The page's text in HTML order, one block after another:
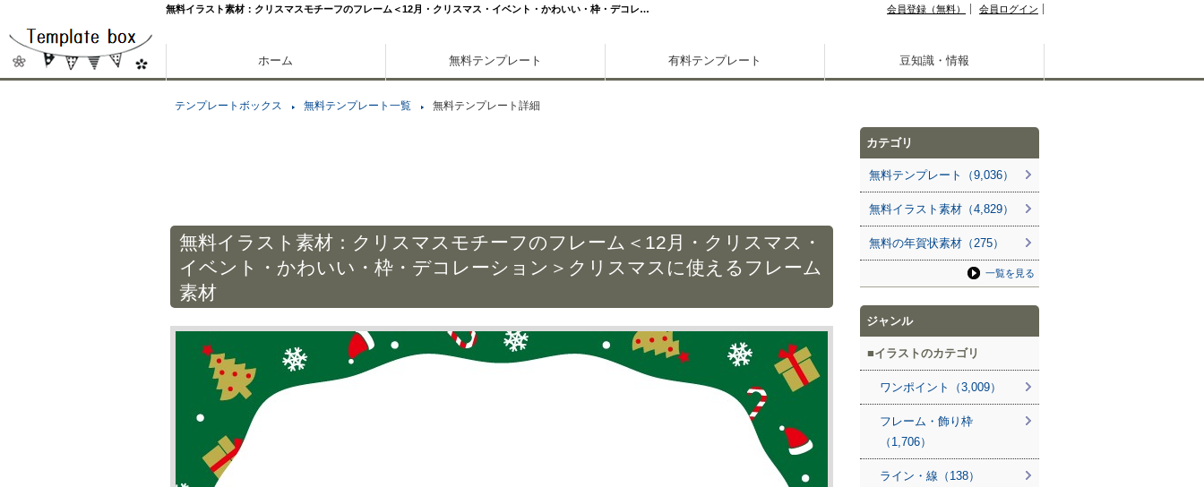
無料イラスト素材：クリスマスモチーフのフレーム＜12月・クリスマス・イベント・かわいい・枠・デコレ… 会員登録（無料） 会員ログイン
ホーム 無料テンプレート 有料テンプレート 豆知識・情報
テンプレートボックス 無料テンプレート一覧 無料テンプレート詳細
無料イラスト素材：クリスマスモチーフのフレーム＜12月・クリスマス・
イベント・かわいい・枠・デコレーション＞クリスマスに使えるフレーム
素材
カテゴリ
無料テンプレート（9,036）
無料イラスト素材（4,829）
無料の年賀状素材（275）
一覧を見る
ジャンル
イラストのカテゴリ
ワンポイント（3,009）
フレーム・飾り枠
（1,706）
ライン・線（138）